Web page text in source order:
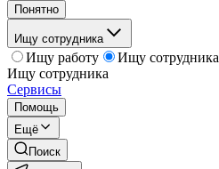
Понятно
Ищу сотрудника
Ищу работу
Ищу сотрудника
Ищу сотрудника
Сервисы
Помощь
Ещё
Поиск